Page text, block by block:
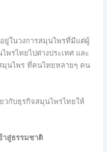
ยู่ในวงการสมุนไพรที่มีแต่ผู้
พรไทยไปต่างประเทศ และ
มุนไพร ที่คนไทยหลายๆ คน
วกับธุรกิจสมุนไพรไทยให้
าสู่ธรรมชาติ